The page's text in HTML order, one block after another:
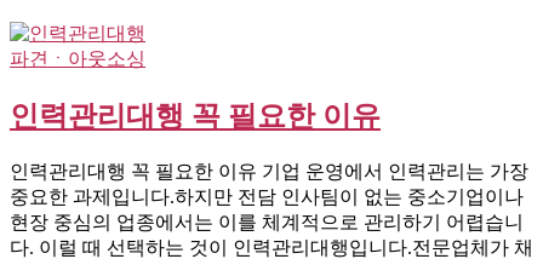
파견ㆍ아웃소싱
인력관리대행 꼭 필요한 이유
인력관리대행 꼭 필요한 이유 기업 운영에서 인력관리는 가장
중요한 과제입니다.하지만 전담 인사팀이 없는 중소기업이나
현장 중심의 업종에서는 이를 체계적으로 관리하기 어렵습니
다. 이럴 때 선택하는 것이 인력관리대행입니다.전문업체가 채